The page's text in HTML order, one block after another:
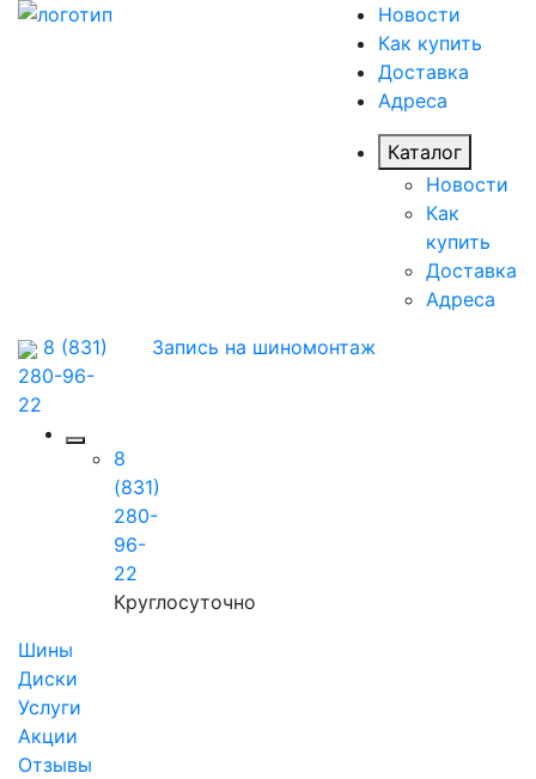
Новости
Как купить
Доставка
Адреса
Каталог
Новости
Как
купить
Доставка
Адреса
8 (831)
280-96-
22
8
(831)
280-
96-
22
Круглосуточно
Запись на шиномонтаж
Шины
Диски
Услуги
Акции
Отзывы